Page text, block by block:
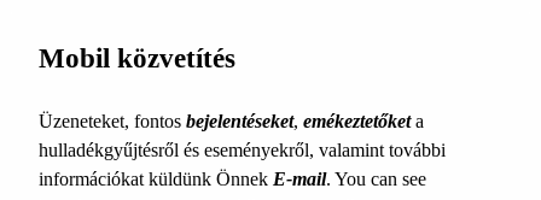
Mobil közvetítés
Üzeneteket, fontos bejelentéseket, emékeztetőketa
hulladékgyűjtésről és eseményekről, valamint további
információkat küldünk Önnek E-mail. You can see